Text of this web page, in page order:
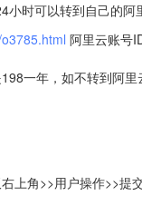
时可以转到自己的
阿里云账号
一年，如不转到阿
上角>>用户操作>>提